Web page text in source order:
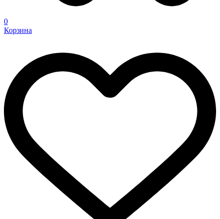
0
Корзина